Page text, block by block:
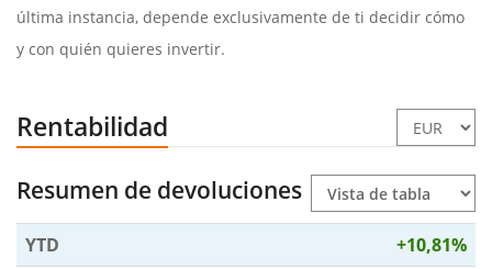
última instancia, depende exclusivamente de ti decidir cómo
y con quién quieres invertir.
Rentabilidad
Resumen de devoluciones
YTD
+10,81%